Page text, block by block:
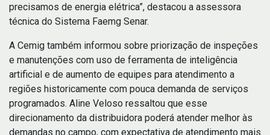
precisamos de energia elétrica”, destacou a assessora
técnica do Sistema Faemg Senar.
A Cemig também informou sobre priorização de inspeções
e manutenções com uso de ferramenta de inteligência
artificial e de aumento de equipes para atendimento a
regiões historicamente com pouca demanda de serviços
programados. Aline Veloso ressaltou que esse
direcionamento da distribuidora poderá atender melhor às
demandas no campo, com expectativa de atendimento mais